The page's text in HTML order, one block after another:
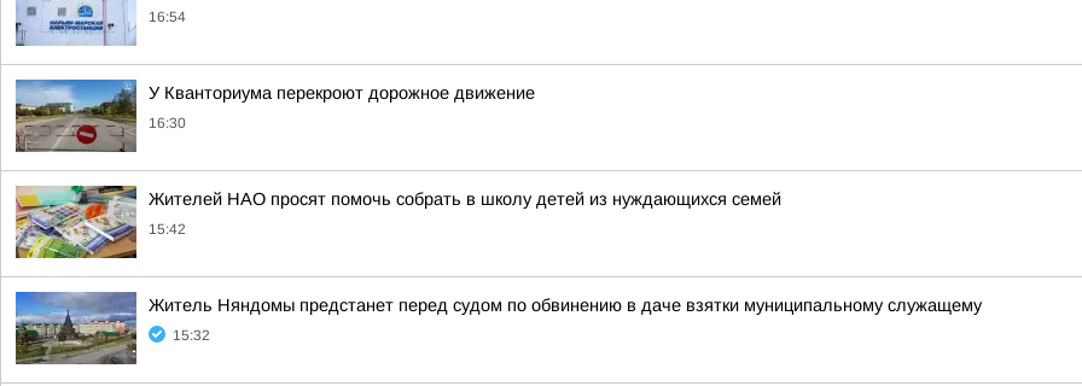
16:54
У Кванториума перекроют дорожное движение
16:30
Жителей НАО просят помочь собрать в школу детей из нуждающихся семей
15:42
Житель Няндомы предстанет перед судом по обвинению в даче взятки муниципальному служащему
15:32